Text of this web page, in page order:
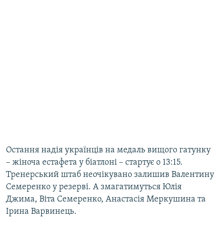
Остання надія українців на медаль вищого гатунку
– жіноча естафета у біатлоні – стартує о 13:15.
Тренерський штаб неочікувано залишив Валентину
Семеренко у резерві. А змагатимуться Юлія
Джима, Віта Семеренко, Анастасія Меркушина та
Ірина Варвинець.